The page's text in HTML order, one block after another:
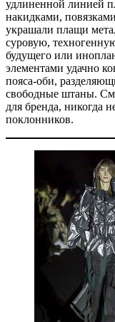
удлиненной линией
накидками,
украшали плащи
суровую,
будущего или
элементами удачно
пояса-оби,
свободные штаны.
для бренда, никогда
поклонников.